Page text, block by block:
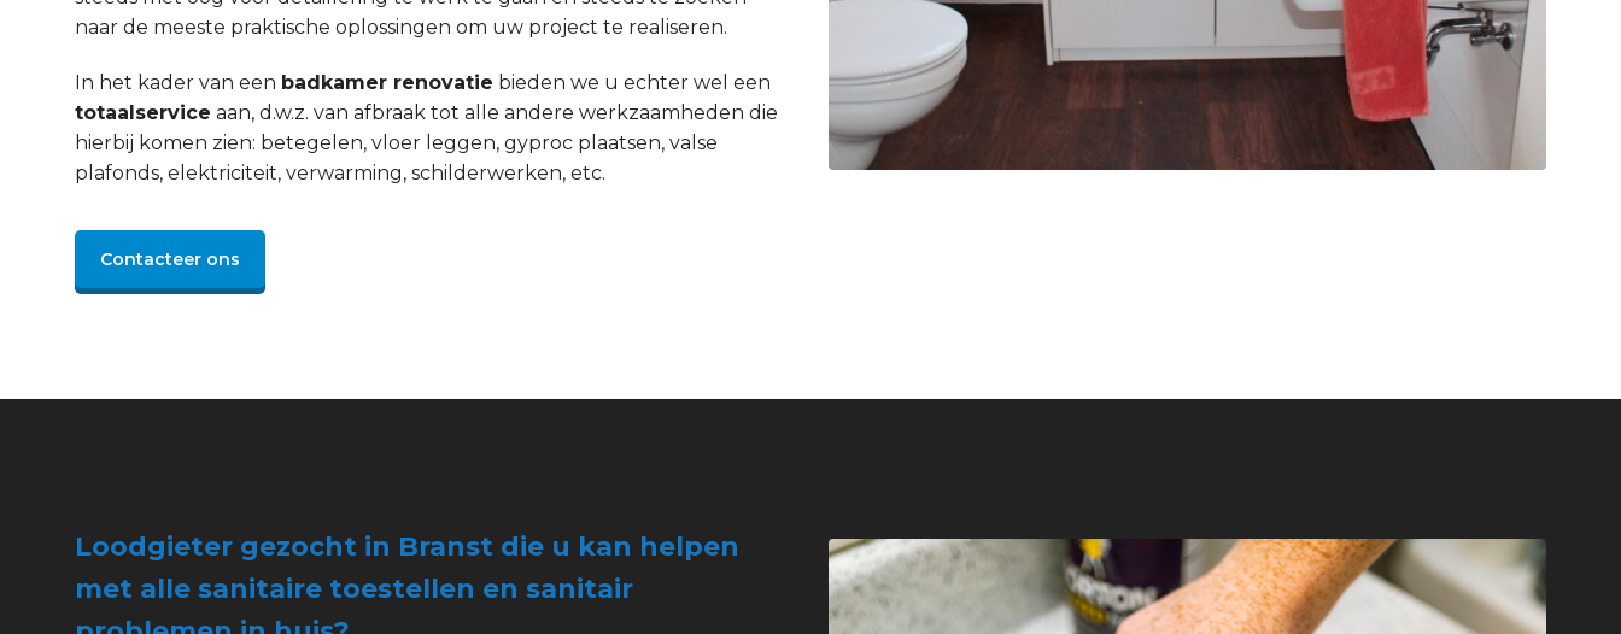
naar de meeste praktische oplossingen om uw project te realiseren.
In het kader van een badkamer renovatie bieden we u echter wel een
totaalservice aan, d.w.z. van afbraak tot alle andere werkzaamheden die
hierbij komen zien: betegelen, vloer leggen, gyproc plaatsen, valse
plafonds, elektriciteit, verwarming, schilderwerken, etc.
Contacteer ons
Loodgieter gezocht in Branst die u kan helpen
met alle sanitaire toestellen en sanitair